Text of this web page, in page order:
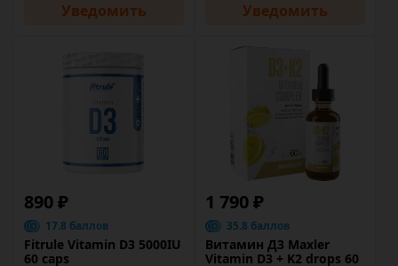
Уведомить Уведомить
890 ₽
17.8 баллов
Fitrule Vitamin D3 5000IU
60 caps
1 790 ₽
35.8 баллов
Витамин Д3 Maxler
Vitamin D3 + K2 drops 60